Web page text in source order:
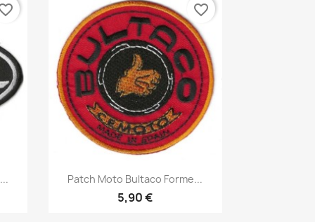
Aperçu rapide
Patch Moto Bultaco Forme...
5,90 €
favorite_border